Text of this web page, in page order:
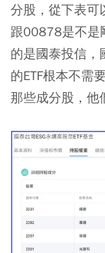
分股，從下表可
跟00878是不是
的是國泰投信，
的ETF根本不需
那些成分股，他